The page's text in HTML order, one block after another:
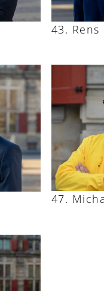
Rens